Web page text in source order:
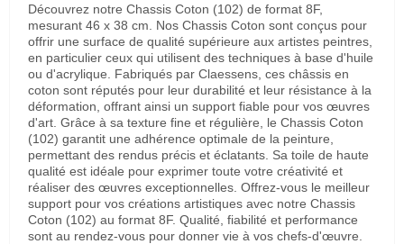
Découvrez notre Chassis Coton (102) de format 8F,
mesurant 46 x 38 cm. Nos Chassis Coton sont conçus pour
offrir une surface de qualité supérieure aux artistes peintres,
en particulier ceux qui utilisent des techniques à base d'huile
ou d'acrylique. Fabriqués par Claessens, ces châssis en
coton sont réputés pour leur durabilité et leur résistance à la
déformation, offrant ainsi un support fiable pour vos œuvres
d'art. Grâce à sa texture fine et régulière, le Chassis Coton
(102) garantit une adhérence optimale de la peinture,
permettant des rendus précis et éclatants. Sa toile de haute
qualité est idéale pour exprimer toute votre créativité et
réaliser des œuvres exceptionnelles. Offrez-vous le meilleur
support pour vos créations artistiques avec notre Chassis
Coton (102) au format 8F. Qualité, fiabilité et performance
sont au rendez-vous pour donner vie à vos chefs-d'œuvre.